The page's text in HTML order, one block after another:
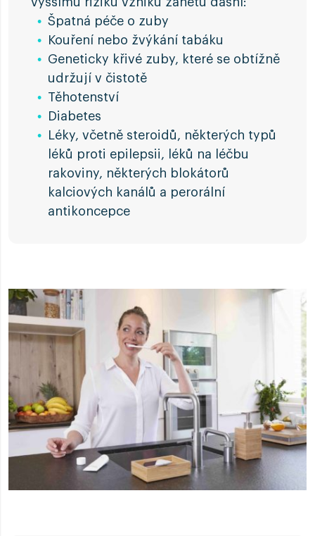
Špatná péče o zuby
Kouření nebo žvýkání tabáku
Geneticky křivé zuby, které se obtížně
udržují v čistotě
Těhotenství
Diabetes
Léky, včetně steroidů, některých typů
léků proti epilepsii, léků na léčbu
rakoviny, některých blokátorů
kalciových kanálů a perorální
antikoncepce